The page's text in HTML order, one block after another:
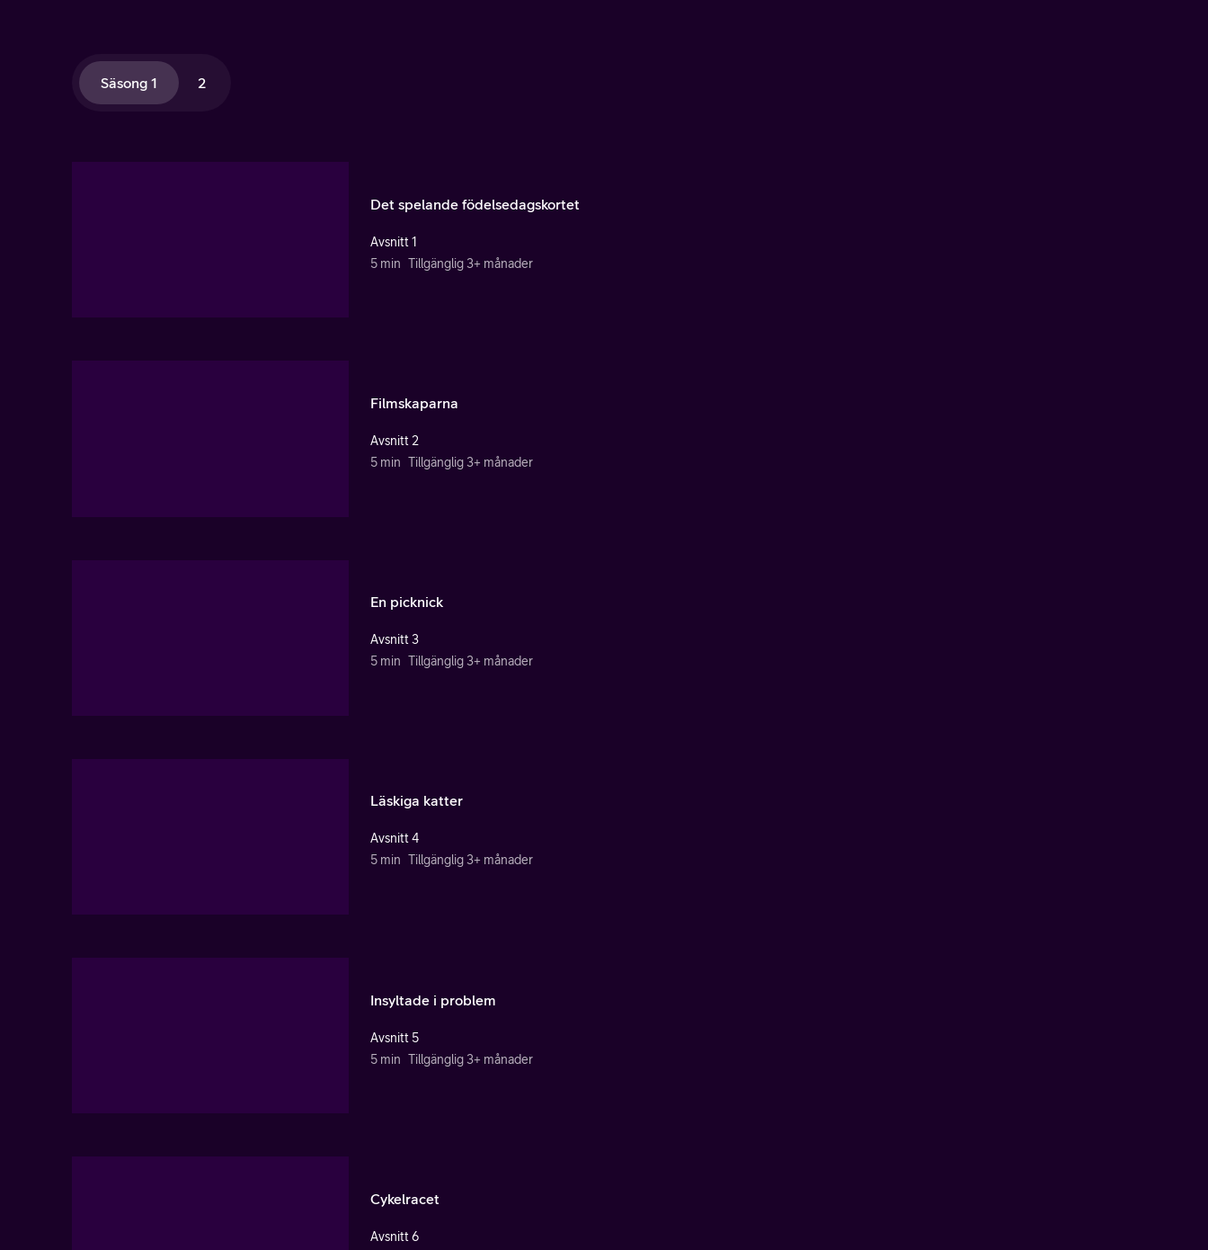
Säsong 1 2
Det spelande födelsedagskortet
Avsnitt 1
5 min Tillgänglig 3+ månader
Filmskaparna
Avsnitt 2
5 min Tillgänglig 3+ månader
En picknick
Avsnitt 3
5 min Tillgänglig 3+ månader
Läskiga katter
Avsnitt 4
5 min Tillgänglig 3+ månader
Insyltade i problem
Avsnitt 5
5 min Tillgänglig 3+ månader
Cykelracet
Avsnitt 6